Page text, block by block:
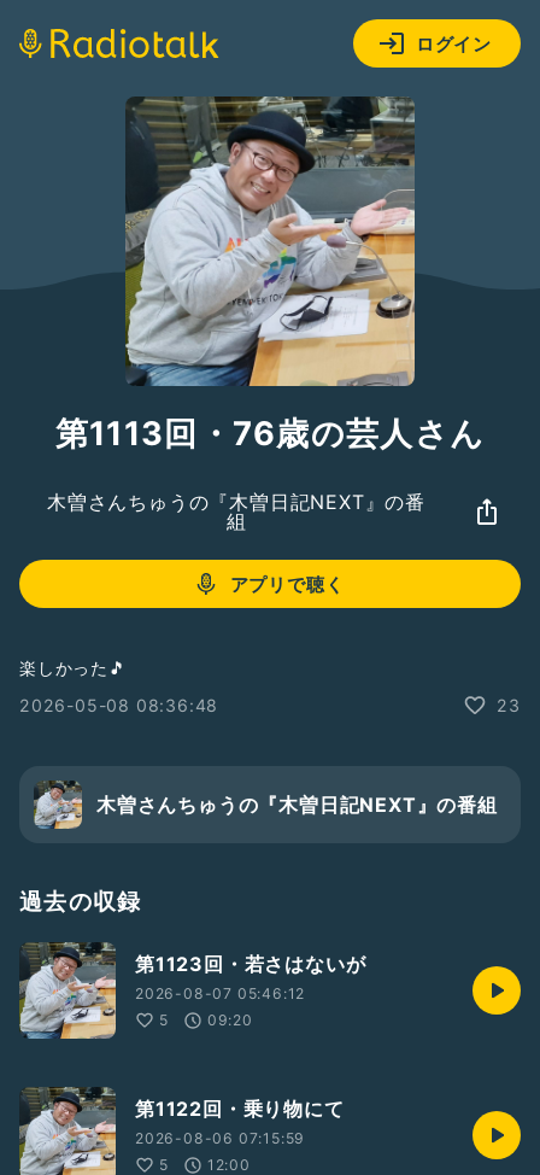
ログイン
第1113回・76歳の芸人さん
木曽さんちゅうの『木曽日記NEXT』の番
組
アプリで聴く
楽しかった🎵
2026-05-08 08:36:48
23
木曽さんちゅうの『木曽日記NEXT』の番組
過去の収録
第1123回・若さはないが
2026-08-07 05:46:12
5
09:20
第1122回・乗り物にて
2026-08-06 07:15:59
5
12:00